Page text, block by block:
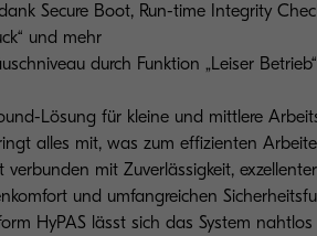
Secure Boot, Run-time Integrity
und mehr
durch Funktion „Leiser Betrieb“
Lösung für kleine und mittlere
alles mit, was zum effizienten
mit Zuverlässigkeit,
und umfangreichen
HyPAS lässt sich das System